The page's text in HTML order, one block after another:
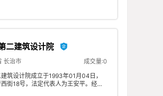
二建筑设计院
长治市
成交量:0
筑设计院成立于1993年01月04日，
街18号，法定代表人为王安平。经营